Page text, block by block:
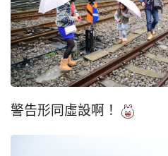
警告形同虛設啊！